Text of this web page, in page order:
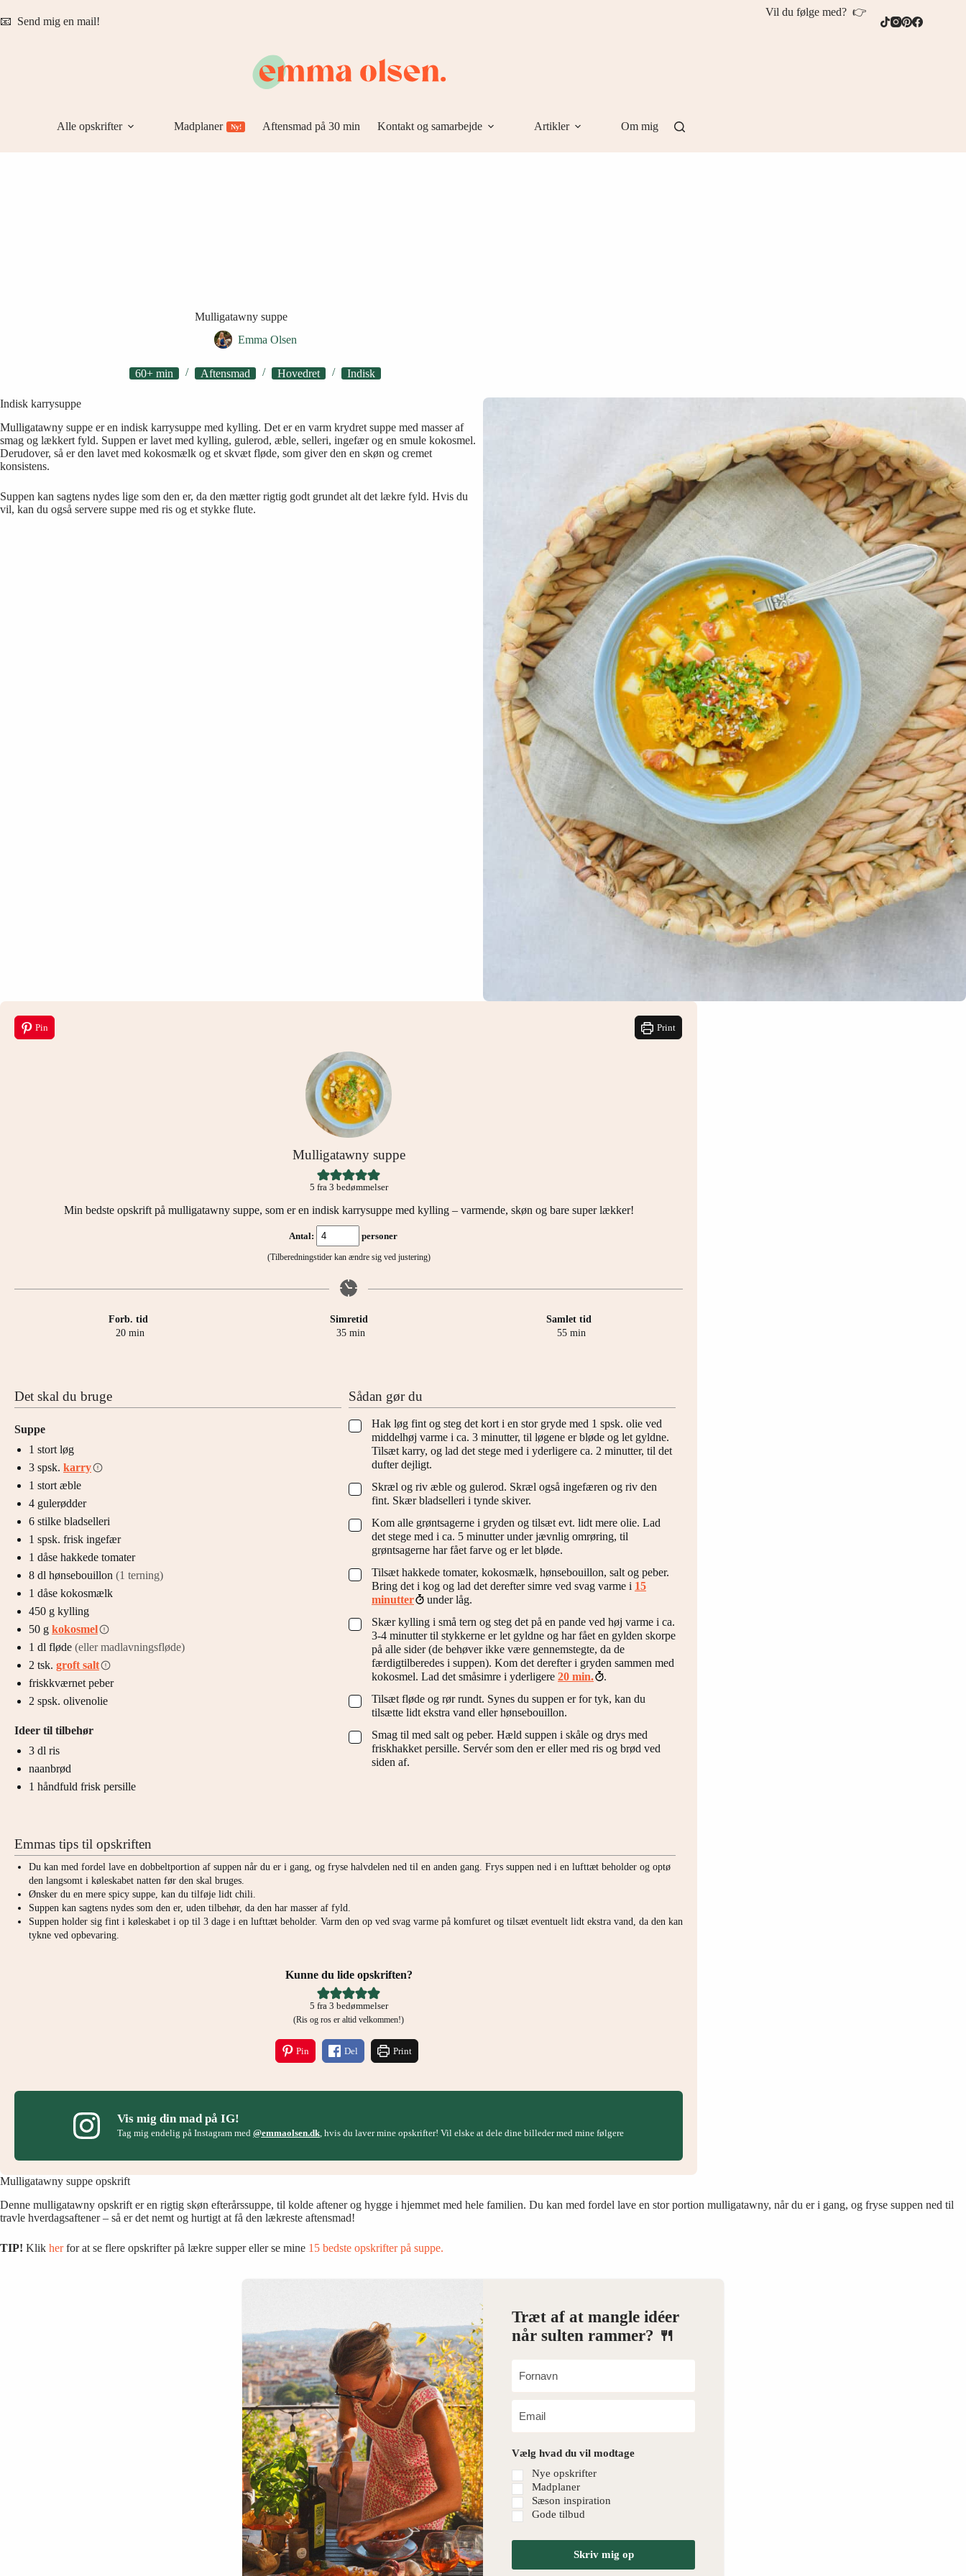
til
📧 Send mig en mail!
Vil du følge med? 👉
Alle opskrifter Madplaner Ny! Aftensmad på 30 min Kontakt og samarbejde Artikler Om mig
Mulligatawny suppe
Emma Olsen
60+ min Aftensmad Hovedret Indisk
Indisk karrysuppe
Mulligatawny suppe er en indisk karrysuppe med kylling. Det er en varm krydret suppe med masser af
smag og lækkert fyld. Suppen er lavet med kylling, gulerod, æble, selleri, ingefær og en smule kokosmel.
Derudover, så er den lavet med kokosmælk og et skvæt fløde, som giver den en skøn og cremet
konsistens.
Suppen kan sagtens nydes lige som den er, da den mætter rigtig godt grundet alt det lækre fyld. Hvis du
vil, kan du også servere suppe med ris og et stykke flute.
Pin Print
Mulligatawny suppe
5 fra 3 bedømmelser
Min bedste opskrift på mulligatawny suppe, som er en indisk karrysuppe med kylling – varmende, skøn og bare super lækker!
Antal: personer
(Tilberedningstider kan ændre sig ved justering)
Forb. tid
20minutter
min
Simretid
35minutter
min
Samlet tid
55minutter
min
Det skal du bruge
Suppe
1 stort løg
3 spsk. karry
1 stort æble
4 gulerødder
6 stilke bladselleri
1 spsk. frisk ingefær
1 dåse hakkede tomater
8 dl hønsebouillon (1 terning)
1 dåse kokosmælk
450 g kylling
50 g kokosmel
1 dl fløde (eller madlavningsfløde)
2 tsk. groft salt
friskkværnet peber
2 spsk. olivenolie
Ideer til tilbehør
3 dl ris
naanbrød
1 håndfuld frisk persille
Sådan gør du
▢
Hak løg fint og steg det kort i en stor gryde med 1 spsk. olie ved
middelhøj varme i ca. 3 minutter, til løgene er bløde og let gyldne.
Tilsæt karry, og lad det stege med i yderligere ca. 2 minutter, til det
dufter dejligt.
▢
Skræl og riv æble og gulerod. Skræl også ingefæren og riv den
fint. Skær bladselleri i tynde skiver.
▢
Kom alle grøntsagerne i gryden og tilsæt evt. lidt mere olie. Lad
det stege med i ca. 5 minutter under jævnlig omrøring, til
grøntsagerne har fået farve og er let bløde.
▢
Tilsæt hakkede tomater, kokosmælk, hønsebouillon, salt og peber.
Bring det i kog og lad det derefter simre ved svag varme i 15
minutter
under låg.
▢
Skær kylling i små tern og steg det på en pande ved høj varme i ca.
3-4 minutter til stykkerne er let gyldne og har fået en gylden skorpe
på alle sider (de behøver ikke være gennemstegte, da de
færdigtilberedes i suppen). Kom det derefter i gryden sammen med
kokosmel. Lad det småsimre i yderligere 20 min. .
▢
Tilsæt fløde og rør rundt. Synes du suppen er for tyk, kan du
tilsætte lidt ekstra vand eller hønsebouillon.
▢
Smag til med salt og peber. Hæld suppen i skåle og drys med
friskhakket persille. Servér som den er eller med ris og brød ved
siden af.
Emmas tips til opskriften
Du kan med fordel lave en dobbeltportion af suppen når du er i gang, og fryse halvdelen ned til en anden gang. Frys suppen ned i en lufttæt beholder og optø
den langsomt i køleskabet natten før den skal bruges.
Ønsker du en mere spicy suppe, kan du tilføje lidt chili.
Suppen kan sagtens nydes som den er, uden tilbehør, da den har masser af fyld.
Suppen holder sig fint i køleskabet i op til 3 dage i en lufttæt beholder. Varm den op ved svag varme på komfuret og tilsæt eventuelt lidt ekstra vand, da den kan
tykne ved opbevaring.
Kunne du lide opskriften?
5 fra 3 bedømmelser
(Ris og ros er altid velkommen!)
Pin Del Print
Vis mig din mad på IG!
Tag mig endelig på Instagram med@emmaolsen.dk , hvis du laver mine opskrifter! Vil elske at dele dine billeder med mine følgere
Mulligatawny suppe opskrift
Denne mulligatawny opskrift er en rigtig skøn efterårssuppe, til kolde aftener og hygge i hjemmet med hele familien. Du kan med fordel lave en stor portion mulligatawny, når du er i gang, og fryse suppen ned til
travle hverdagsaftener – så er det nemt og hurtigt at få den lækreste aftensmad!
TIP! Klik herfor at se flere opskrifter på lækre supper eller se mine 15 bedste opskrifter på suppe.
Træt af at mangle idéer
når sulten rammer? 🍴
Vælg hvad du vil modtage
Nye opskrifter
Madplaner
Sæson inspiration
Gode tilbud
Skriv mig op